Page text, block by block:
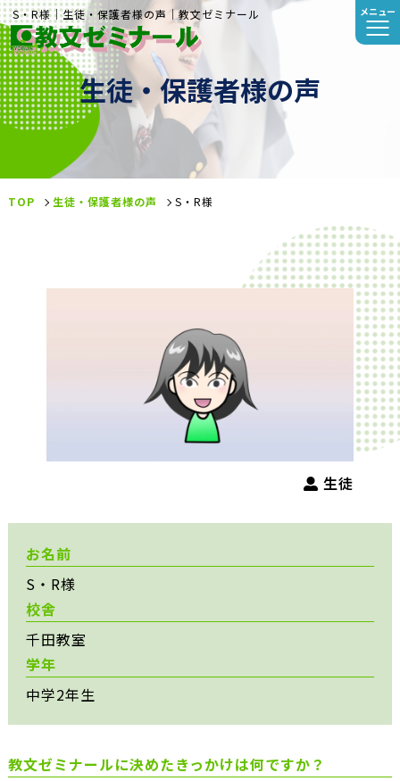
S・R様｜生徒・保護者様の声｜教文ゼミナール メニュー
生徒・保護者様の声
TOP 生徒・保護者様の声 S・R様
生徒
お名前
S・R様
校舎
千田教室
学年
中学2年生
教文ゼミナールに決めたきっかけは何ですか？